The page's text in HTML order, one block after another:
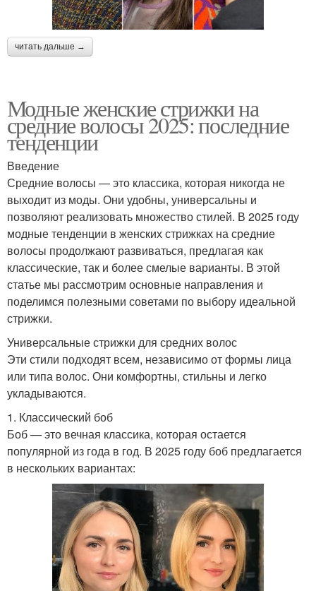
читать дальше →
Модные женские стрижки на
средние волосы 2025: последние
тенденции
Введение
Средние волосы — это классика, которая никогда не
выходит из моды. Они удобны, универсальны и
позволяют реализовать множество стилей. В 2025 году
модные тенденции в женских стрижках на средние
волосы продолжают развиваться, предлагая как
классические, так и более смелые варианты. В этой
статье мы рассмотрим основные направления и
поделимся полезными советами по выбору идеальной
стрижки.
Универсальные стрижки для средних волос
Эти стили подходят всем, независимо от формы лица
или типа волос. Они комфортны, стильны и легко
укладываются.
1. Классический боб
Боб — это вечная классика, которая остается
популярной из года в год. В 2025 году боб предлагается
в нескольких вариантах: